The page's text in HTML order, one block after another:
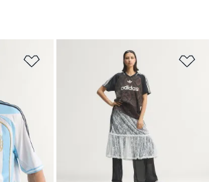
Ajouter à la Liste de produits